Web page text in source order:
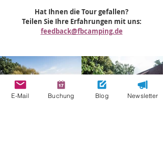
Hat Ihnen die Tour gefallen?
Teilen Sie Ihre Erfahrungen mit uns:
feedback@fbcamping.de
E-Mail Buchung Blog Newsletter